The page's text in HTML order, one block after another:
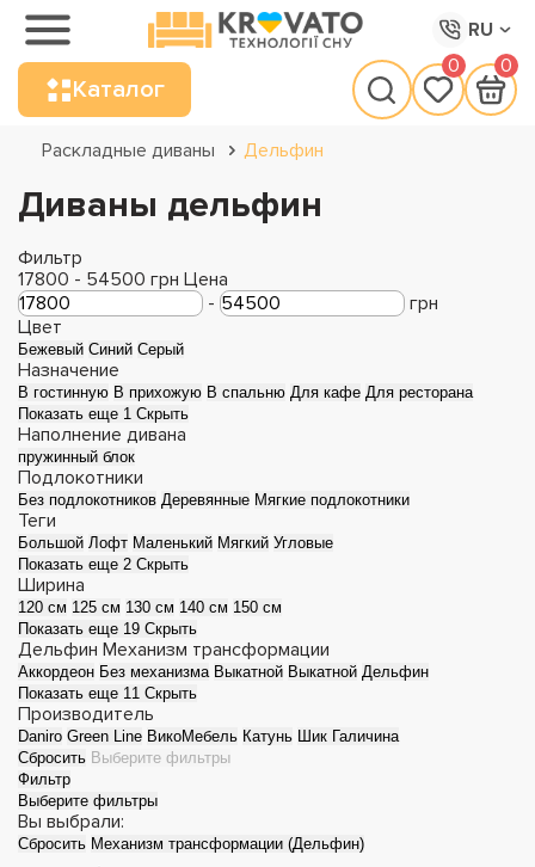
RU
Каталог
0 0
Раскладные диваны Дельфин
Диваны дельфин
Фильтр
17800 - 54500 грн Цена
-
грн
Цвет
Бежевый Синий Серый
Назначение
В гостинную В прихожую В спальню Для кафе Для ресторана
Показать еще 1 Скрыть
Наполнение дивана
пружинный блок
Подлокотники
Без подлокотников Деревянные Мягкие подлокотники
Теги
Большой Лофт Маленький Мягкий Угловые
Показать еще 2 Скрыть
Ширина
120 см 125 см 130 см 140 см 150 см
Показать еще 19 Скрыть
Дельфин Механизм трансформации
Аккордеон Без механизма Выкатной Выкатной Дельфин
Показать еще 11 Скрыть
Производитель
Daniro Green Line ВикоМебель Катунь Шик Галичина
Сбросить Выберите фильтры
Фильтр
Выберите фильтры
Вы выбрали:
Сбросить Механизм трансформации (Дельфин)